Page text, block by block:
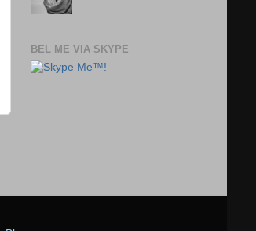
BEL ME VIA SKYPE